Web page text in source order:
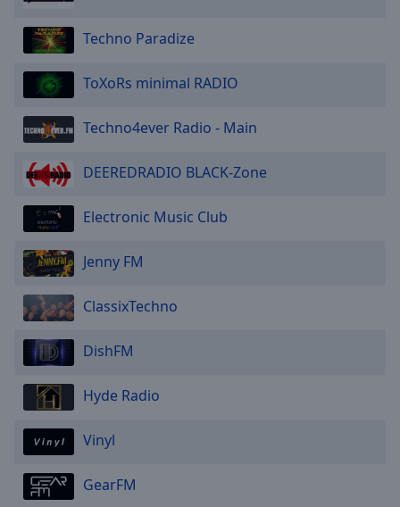
Techno Paradize
ToXoRs minimal RADIO
Techno4ever Radio - Main
DEEREDRADIO BLACK-Zone
Electronic Music Club
Jenny FM
ClassixTechno
DishFM
Hyde Radio
Vinyl
GearFM